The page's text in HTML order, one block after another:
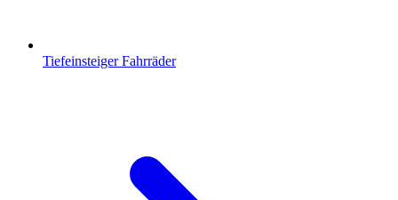
Tiefeinsteiger Fahrräder